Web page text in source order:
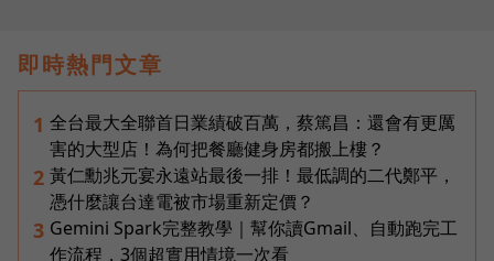
即時熱門文章
1 全台最大全聯首日業績破百萬，蔡篤昌：還會有更厲
害的大型店！為何把餐廳健身房都搬上樓？
2 黃仁勳兆元宴永遠站最後一排！最低調的二代鄭平，
憑什麼讓台達電被市場重新定價？
3 Gemini Spark完整教學｜幫你讀Gmail、自動跑完工
作流程，3個超實用情境一次看